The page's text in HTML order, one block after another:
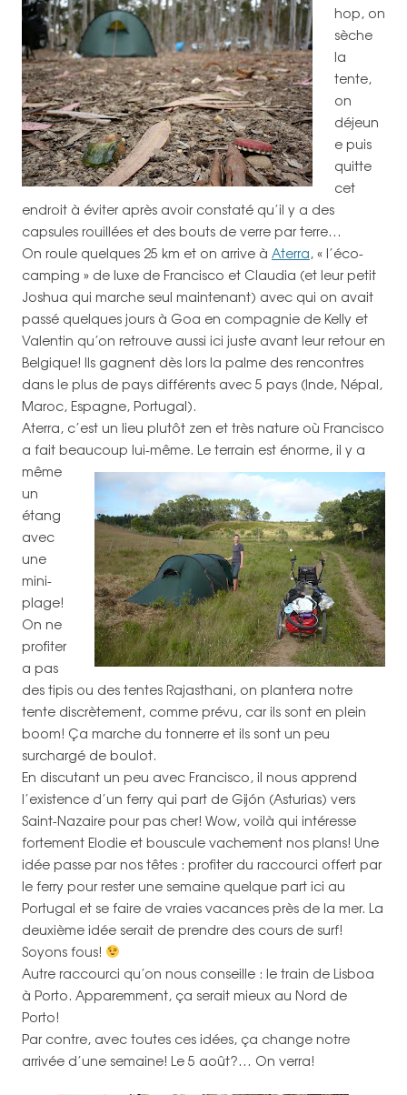
hop, on
sèche
la
tente,
on
déjeun
e puis
quitte
cet
endroit à éviter après avoir constaté qu’il y a des
capsules rouillées et des bouts de verre par terre…
On roule quelques 25 km et on arrive à Aterra, « l’éco-
camping » de luxe de Francisco et Claudia (et leur petit
Joshua qui marche seul maintenant) avec qui on avait
passé quelques jours à Goa en compagnie de Kelly et
Valentin qu’on retrouve aussi ici juste avant leur retour en
Belgique! Ils gagnent dès lors la palme des rencontres
dans le plus de pays différents avec 5 pays (Inde, Népal,
Maroc, Espagne, Portugal).
Aterra, c’est un lieu plutôt zen et très nature où Francisco
a fait beaucoup lui-même. Le terrain est énorme, il y a
même
un
étang
avec
une
mini-
plage!
On ne
profiter
a pas
des tipis ou des tentes Rajasthani, on plantera notre
tente discrètement, comme prévu, car ils sont en plein
boom! Ça marche du tonnerre et ils sont un peu
surchargé de boulot.
En discutant un peu avec Francisco, il nous apprend
l’existence d’un ferry qui part de Gijón (Asturias) vers
Saint-Nazaire pour pas cher! Wow, voilà qui intéresse
fortement Elodie et bouscule vachement nos plans! Une
idée passe par nos têtes : profiter du raccourci offert par
le ferry pour rester une semaine quelque part ici au
Portugal et se faire de vraies vacances près de la mer. La
deuxième idée serait de prendre des cours de surf!
Soyons fous!
Autre raccourci qu’on nous conseille : le train de Lisboa
à Porto. Apparemment, ça serait mieux au Nord de
Porto!
Par contre, avec toutes ces idées, ça change notre
arrivée d’une semaine! Le 5 août?… On verra!